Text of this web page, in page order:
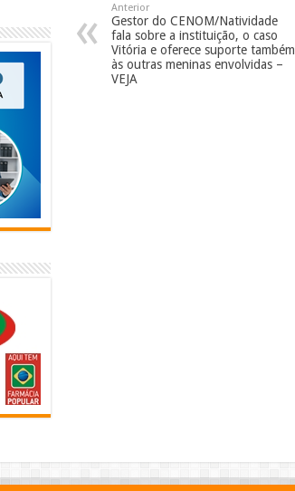
Anterior
Gestor do CENOM/Natividade
fala sobre a instituição, o caso
Vitória e oferece suporte também
às outras meninas envolvidas –
VEJA